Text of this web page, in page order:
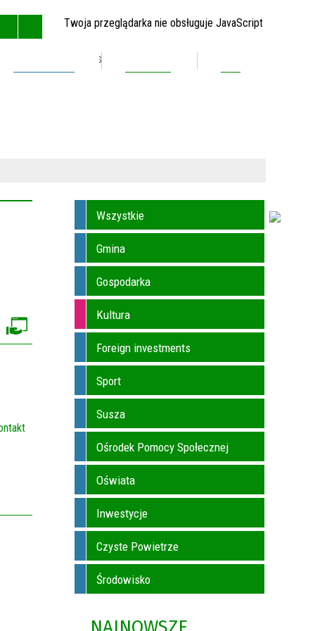
Twoja przeglądarka nie obsługuje JavaScript
MAPA STRONY
Wszystkie
Gmina
Gospodarka
Kultura
Foreign investments
Sport
Susza
Ośrodek Pomocy Społecznej
Oświata
Inwestycje
Czyste Powietrze
Środowisko